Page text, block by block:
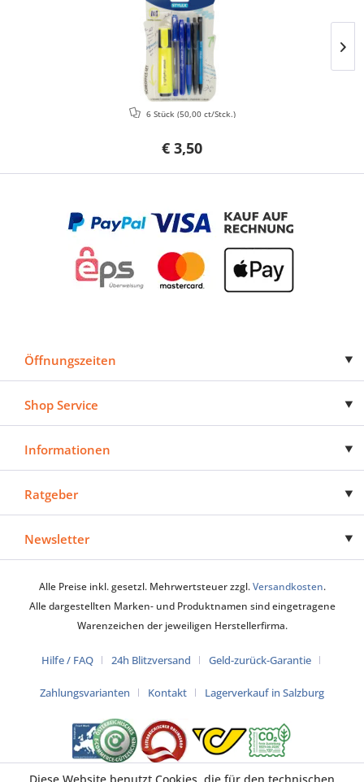
€ 3,50
6 Stück (50,00 ct/Stck.)
Öffnungszeiten
Shop Service
Informationen
Ratgeber
Newsletter
Alle Preise inkl. gesetzl. Mehrwertsteuer zzgl.Versandkosten.
Alle dargestellten Marken- und Produktnamen sind eingetragene
Warenzeichen der jeweiligen Herstellerfirma.
Hilfe / FAQ 24h Blitzversand Geld-zurück-Garantie
Zahlungsvarianten Kontakt Lagerverkauf in Salzburg